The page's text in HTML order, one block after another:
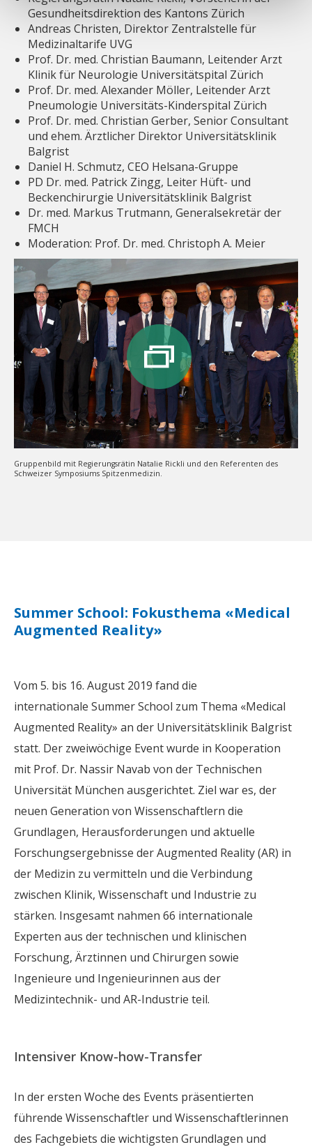
Gesundheitsdirektion des Kantons Zürich
Andreas Christen, Direktor Zentralstelle für
Medizinaltarife UVG
Prof. Dr. med. Christian Baumann, Leitender Arzt
Klinik für Neurologie Universitätspital Zürich
Prof. Dr. med. Alexander Möller, Leitender Arzt
Pneumologie Universitäts-Kinderspital Zürich
Prof. Dr. med. Christian Gerber, Senior Consultant
und ehem. Ärztlicher Direktor Universitätsklinik
Balgrist
Daniel H. Schmutz, CEO Helsana-Gruppe
PD Dr. med. Patrick Zingg, Leiter Hüft- und
Beckenchirurgie Universitätsklinik Balgrist
Dr. med. Markus Trutmann, Generalsekretär der
FMCH
Moderation: Prof. Dr. med. Christoph A. Meier
Gruppenbild mit Regierungsrätin Natalie Rickli und den Referenten des
Schweizer Symposiums Spitzenmedizin.
Summer School: Fokusthema «Medical
Augmented Reality»
Vom 5. bis 16. August 2019 fand die
internationale Summer School zum Thema «Medical
Augmented Reality» an der Universitätsklinik Balgrist
statt. Der zweiwöchige Event wurde in Kooperation
mit Prof. Dr. Nassir Navab von der Technischen
Universität München ausgerichtet. Ziel war es, der
neuen Generation von Wissenschaftlern die
Grundlagen, Herausforderungen und aktuelle
Forschungsergebnisse der Augmented Reality (AR) in
der Medizin zu vermitteln und die Verbindung
zwischen Klinik, Wissenschaft und Industrie zu
stärken. Insgesamt nahmen 66 internationale
Experten aus der technischen und klinischen
Forschung, Ärztinnen und Chirurgen sowie
Ingenieure und Ingenieurinnen aus der
Medizintechnik- und AR-Industrie teil.
Intensiver Know-how-Transfer
In der ersten Woche des Events präsentierten
führende Wissenschaftler und Wissenschaftlerinnen
des Fachgebiets die wichtigsten Grundlagen und